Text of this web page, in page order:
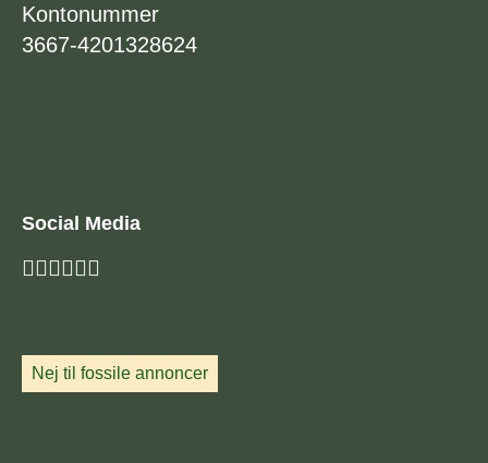
Kontonummer
3667-4201328624
Social Media
Nej til fossile annoncer